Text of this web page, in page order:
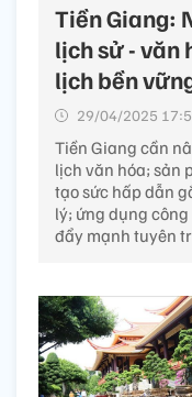
Tiền Giang:
lịch sử - văn
lịch bền
29/04/2025
Tiền Giang cần
lịch văn hóa; sản
tạo sức hấp dẫn
lý; ứng dụng
đẩy mạnh tuyên